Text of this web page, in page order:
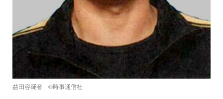
益田容疑者 ©時事通信社